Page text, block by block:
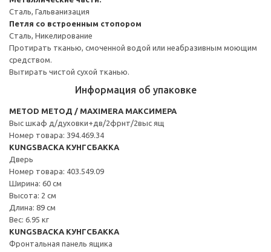
Сталь, Гальванизация
Петля со встроенным стопором
Сталь, Никелирование
Протирать тканью, смоченной водой или неабразивным моющим
средством.
Вытирать чистой сухой тканью.
Информация об упаковке
METOD МЕТОД / MAXIMERA МАКСИМЕРА
Выс шкаф д/духовки+дв/2фрнт/2выс ящ
Номер товара: 394.469.34
KUNGSBACKA КУНГСБАККА
Дверь
Номер товара: 403.549.09
Ширина: 60 см
Высота: 2 см
Длина: 89 см
Вес: 6.95 кг
KUNGSBACKA КУНГСБАККА
Фронтальная панель ящика